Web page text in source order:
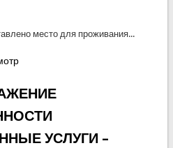
место для проживания...
набор курсантов для обучения
УСЛУГИ –